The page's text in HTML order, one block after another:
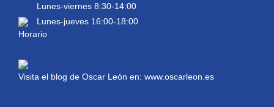
Lunes-viernes 8:30-14:00
Lunes-jueves 16:00-18:00
Visita el blog de Oscar León en: www.oscarleon.es